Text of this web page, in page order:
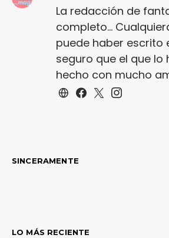
La redacción de
completo...
puede haber escrito
seguro que el que lo
hecho con mucho
SINCERAMENTE
LO MÁS RECIENTE